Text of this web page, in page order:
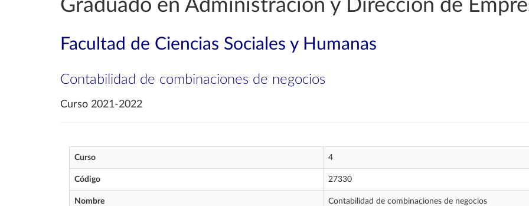
Graduado en Administración y Dirección de
Facultad de Ciencias Sociales y Humanas
Contabilidad de combinaciones de negocios
Curso 2021-2022
Curso 4
Código 27330
Nombre Contabilidad de combinaciones de negocios